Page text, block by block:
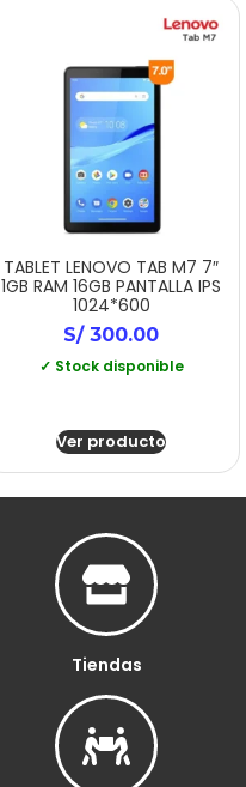
TABLET LENOVO TAB M7 7″
1GB RAM 16GB PANTALLA IPS
1024*600
S/300.00
✓ Stock disponible
Ver producto
Tiendas